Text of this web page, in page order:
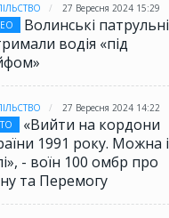
27 Вересня 2024 15:29
Волинські патрульні
водія «під
27 Вересня 2024 14:22
«Вийти на кордони
1991 року. Можна і
- воїн 100 омбр про
та Перемогу